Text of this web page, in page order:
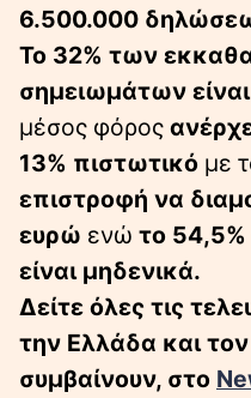
6.500.000
Το 32% των
σημειωμάτων
μέσος φόρος
13% πιστωτικό με
επιστροφή να
ευρώ ενώ το
είναι μηδενικά.
Δείτε όλες τις
την Ελλάδα και
συμβαίνουν, στο